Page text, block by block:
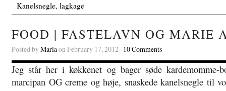
Kanelsnegle, lagkage
FOOD | FASTELAVN OG MARIE
Posted byMariaon February 17, 2012 · 10 Comments
Jeg står her i køkkenet og bager søde kardemomme-
marcipan OG creme og høje, snaskede kanelsnegle til